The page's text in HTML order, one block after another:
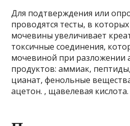
Для подтверждения или
проводятся тесты, в
мочевины увеличивает
токсичные соединения,
мочевиной при разложении
продуктов: аммиак,
цианат, фенольные
ацетон. , щавелевая кислота.